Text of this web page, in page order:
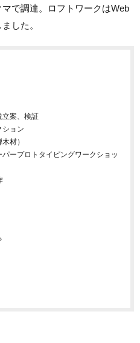
で調達。ロフトワークはWeb
した。
立案、検証
ション
材）
ープロトタイピングワークショッ